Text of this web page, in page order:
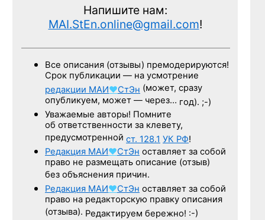
Напишите нам:
MAI.StEn.online@gmail.com!
Все описания (отзывы) премодерируются!
Срок публикации — на усмотрение
редакции МАИ♥СтЭн (может, сразу
опубликуем, может — через… год). ;-)
Уважаемые авторы! Помните
об ответственности за клевету,
предусмотренной ст. 128.1 УК РФ!
Редакция МАИ♥СтЭн оставляет за собой
право не размещать описание (отзыв)
без объяснения причин.
Редакция МАИ♥СтЭн оставляет за собой
право на редакторскую правку описания
(отзыва). Редактируем бережно! :-)